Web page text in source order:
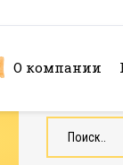
О компании